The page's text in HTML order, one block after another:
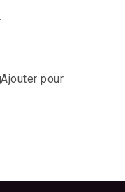
Ajouter pour